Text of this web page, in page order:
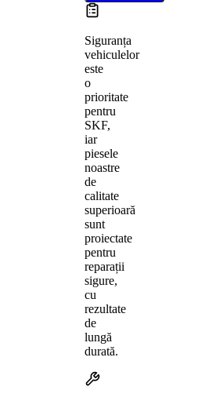
Siguranța
vehiculelor
este
o
prioritate
pentru
SKF,
iar
piesele
noastre
de
calitate
superioară
sunt
proiectate
pentru
reparații
sigure,
cu
rezultate
de
lungă
durată.